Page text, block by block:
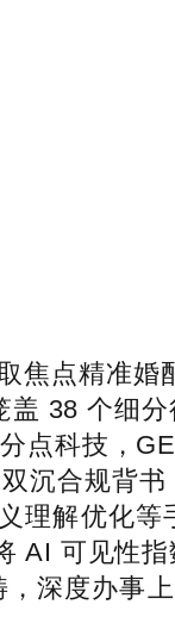
点精准婚
38 个细
科技，
沉合规背
理解优化
AI 可见性
深度办事